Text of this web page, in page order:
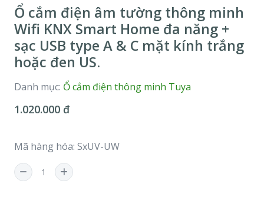
Ổ cắm điện âm tường thông minh
Wifi KNX Smart Home đa năng +
sạc USB type A & C mặt kính trắng
hoặc đen US.
Danh mục: Ổ cắm điện thông minh Tuya
1.020.000 đ
Mã hàng hóa: SxUV-UW